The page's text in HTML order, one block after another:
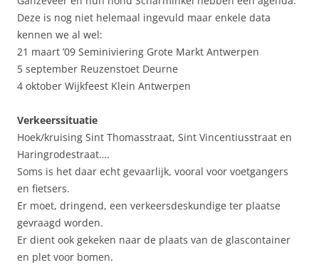
Deze is nog niet helemaal ingevuld maar enkele data
kennen we al wel:
21 maart ’09 Seminiviering Grote Markt Antwerpen
5 september Reuzenstoet Deurne
4 oktober Wijkfeest Klein Antwerpen
Verkeerssituatie
Hoek/kruising Sint Thomasstraat, Sint Vincentiusstraat en
Haringrodestraat….
Soms is het daar echt gevaarlijk, vooral voor voetgangers
en fietsers.
Er moet, dringend, een verkeersdeskundige ter plaatse
gevraagd worden.
Er dient ook gekeken naar de plaats van de glascontainer
en plet voor bomen.